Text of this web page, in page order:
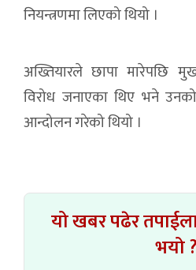
नियन्त्रणमा लिएको थियो ।
अख्तियारले छापा मारेपछि
विरोध जनाएका थिए भने
आन्दोलन गरेको थियो ।
यो खबर पढेर
भयो ?